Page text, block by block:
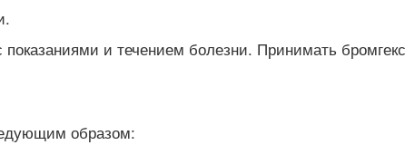
и течением болезни. Принимать
образом: